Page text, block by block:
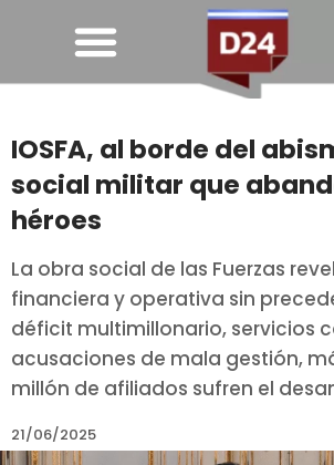
IOSFA, al borde del
social militar que
héroes
La obra social de las Fuerzas
financiera y operativa sin
déficit multimillonario, servicios
acusaciones de mala gestión,
millón de afiliados sufren el
21/06/2025